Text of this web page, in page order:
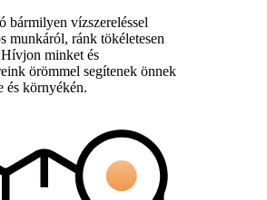
bármilyen vízszereléssel
munkáról, ránk tökéletesen
minket és
örömmel segítenek önnek
és környékén.